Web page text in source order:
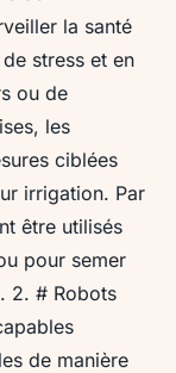
la santé
stress et en
ou de
les
ciblées
irrigation. Par
être utilisés
pour semer
2. # Robots
de manière